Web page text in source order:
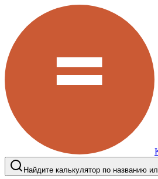
Найдите калькулятор по названию